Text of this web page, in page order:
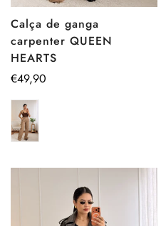
Calça de ganga
carpenter QUEEN
HEARTS
Preço
€49,90